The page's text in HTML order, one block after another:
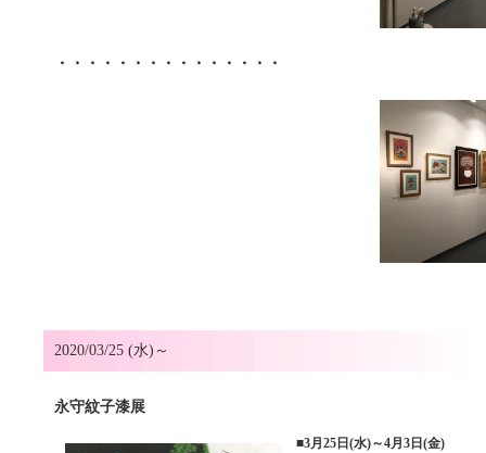
・・・・・・・・・・・・・・・
2020/03/25 (水)～
永守紋子漆展
■3月25日(水)～4月3日(金)